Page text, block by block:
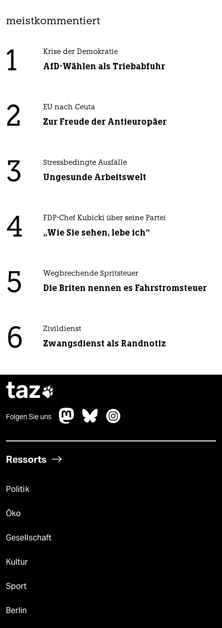
meistkommentiert
1 Krise der Demokratie
AfD-Wählen als Triebabfuhr
2 EU nach Ceuta
Zur Freude der Antieuropäer
3 Stressbedingte Ausfälle
Ungesunde Arbeitswelt
4 FDP-Chef Kubicki über seine Partei
„Wie Sie sehen, lebe ich“
5 Wegbrechende Spritsteuer
Die Briten nennen es Fahrstromsteuer
6 Zivildienst
Zwangsdienst als Randnotiz
taz
Folgen Sie uns
Ressorts
Politik
Öko
Gesellschaft
Kultur
Sport
Berlin